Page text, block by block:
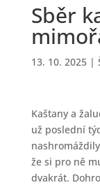
Sběr
13. 10. 2025|
Kaštany a
už poslední
že si pro ně
dvakrát.